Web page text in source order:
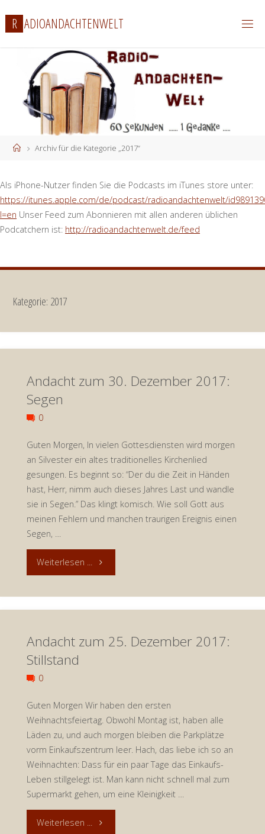
Inhalt
springen
R ADIOANDACHTENWELT
StartArchiv für die Kategorie „2017“
Als iPhone-Nutzer finden Sie die Podcasts im iTunes store unter:
https://itunes.apple.com/de/podcast/radioandachtenwelt/
l=en Unser Feed zum Abonnieren mit allen anderen üblichen
Podcatchern ist: http://radioandachtenwelt.de/feed
Kategorie: 2017
Andacht zum 30. Dezember 2017:
Segen
0
Guten Morgen, In vielen Gottesdiensten wird morgen
an Silvester ein altes traditionelles Kirchenlied
gesungen. Es beginnt so: “Der du die Zeit in Händen
hast, Herr, nimm auch dieses Jahres Last und wandle
sie in Segen.” Das klingt komisch. Wie soll Gott aus
meinen Fehlern und manchen traurigen Ereignis einen
Segen, …
Weiterlesen ... "Andacht
30.
Dezember
Andacht zum 25. Dezember 2017:
Stillstand
0
Guten Morgen Wir haben den ersten
Weihnachtsfeiertag. Obwohl Montag ist, haben alle
Läden zu, und auch morgen bleiben die Parkplätze
vorm Einkaufszentrum leer. Hach, das liebe ich so an
Weihnachten: Dass für ein paar Tage das Einkaufs-
Leben stillgelegt ist. Man kann nicht schnell mal zum
Supermarkt gehen, um eine Kleinigkeit …
Weiterlesen ... "Andacht